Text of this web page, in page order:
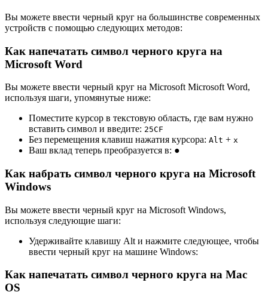
Вы можете ввести черный круг на большинстве современных
устройств с помощью следующих методов:
Как напечатать символ черного круга на
Microsoft Word
Вы можете ввести черный круг на Microsoft Microsoft Word,
используя шаги, упомянутые ниже:
Поместите курсор в текстовую область, где вам нужно
вставить символ и введите: 25CF
Без перемещения клавиш нажатия курсора: Alt + x
Ваш вклад теперь преобразуется в: ●
Как набрать символ черного круга на Microsoft
Windows
Вы можете ввести черный круг на Microsoft Windows,
используя следующие шаги:
Удерживайте клавишу Alt и нажмите следующее, чтобы
ввести черный круг на машине Windows:
Как напечатать символ черного круга на Mac
OS